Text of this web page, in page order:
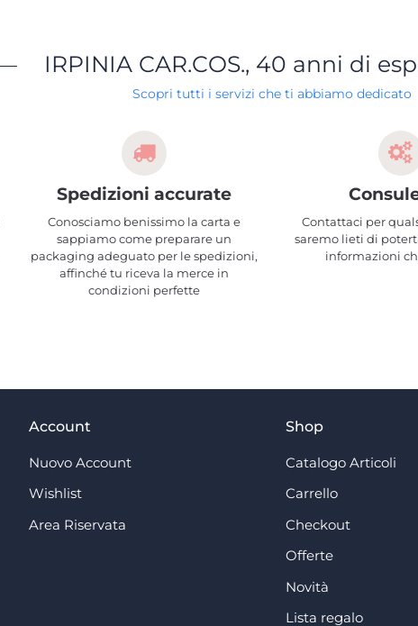
IRPINIA CAR.COS., 40 anni di
Scopri tutti i servizi che ti abbiamo dedicato
Spedizioni accurate
Conosciamo benissimo la carta e
sappiamo come preparare un
packaging adeguato per le spedizioni,
affinché tu riceva la merce in
condizioni perfette
Contattaci per
saremo lieti di
informazioni
Account
Nuovo Account
Wishlist
Area Riservata
Shop
Catalogo Articoli
Carrello
Checkout
Offerte
Novità
Lista regalo